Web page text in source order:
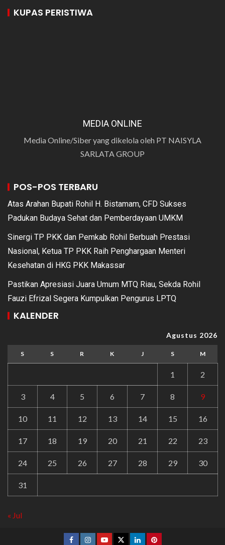
KUPAS PERISTIWA
MEDIA ONLINE
Media Online/Siber yang dikelola oleh PT NAISYLA
SARLATA GROUP
POS-POS TERBARU
Atas Arahan Bupati Rohil H. Bistamam, CFD Sukses
Padukan Budaya Sehat dan Pemberdayaan UMKM
Sinergi TP PKK dan Pemkab Rohil Berbuah Prestasi
Nasional, Ketua TP PKK Raih Penghargaan Menteri
Kesehatan di HKG PKK Makassar
Pastikan Apresiasi Juara Umum MTQ Riau, Sekda Rohil
Fauzi Efrizal Segera Kumpulkan Pengurus LPTQ
KALENDER
Agustus 2026
S S R K J S M
1 2
3 4 5 6 7 8 9
10 11 12 13 14 15 16
17 18 19 20 21 22 23
24 25 26 27 28 29 30
31
« Jul